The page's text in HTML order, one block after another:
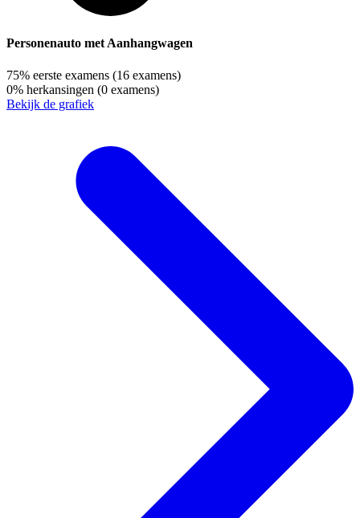
Personenauto met Aanhangwagen
75% eerste examens (16 examens)
0% herkansingen (0 examens)
Bekijk de grafiek